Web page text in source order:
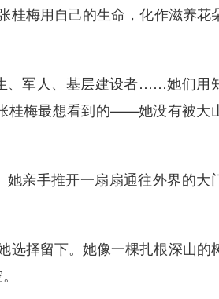
桂梅用自己的生命，化作滋养花
、军人、基层建设者……她们用
桂梅最想看到的——她没有被大
亲手推开一扇扇通往外界的大
选择留下。她像一棵扎根深山的